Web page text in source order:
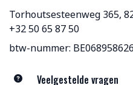
Torhoutsesteenweg 365,
+32 50 65 87 50
btw-nummer:
Veelgestelde vragen